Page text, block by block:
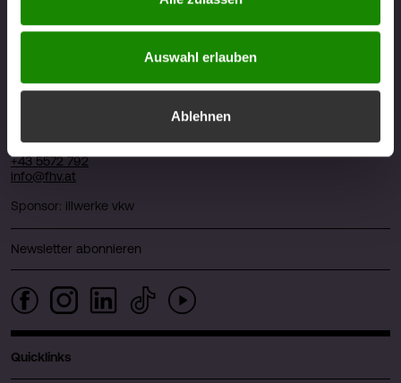
Auswahl erlauben
Ablehnen
FHV - Vorarlberg University of Applied Sciences
+43 5572 792
info@fhv.at
Sponsor: illwerke vkw
Newsletter abonnieren
Quicklinks